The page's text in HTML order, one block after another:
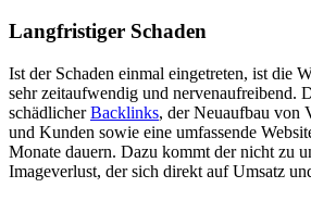
Langfristiger Schaden
Ist der Schaden einmal eingetreten, ist die
sehr zeitaufwendig und nervenaufreibend.
schädlicherBacklinks, der Neuaufbau von
und Kunden sowie eine umfassende
Monate dauern. Dazu kommt der nicht zu
Imageverlust, der sich direkt auf Umsatz